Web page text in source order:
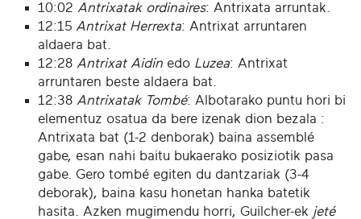
10:02 Antrixatak ordinaires: Antrixata arruntak.
12:15 Antrixat Herrexta: Antrixat arruntaren
aldaera bat.
12:28 Antrixat Aidin edo Luzea: Antrixat
arruntaren beste aldaera bat.
12:38 Antrixatak Tombé: Albotarako puntu hori bi
elementuz osatua da bere izenak dion bezala :
Antrixata bat (1-2 denborak) baina assemblé
gabe, esan nahi baitu bukaerako posiziotik pasa
gabe. Gero tombé egiten du dantzariak (3-4
deborak), baina kasu honetan hanka batetik
hasita. Azken mugimendu horri, Guilcher-ek jeté